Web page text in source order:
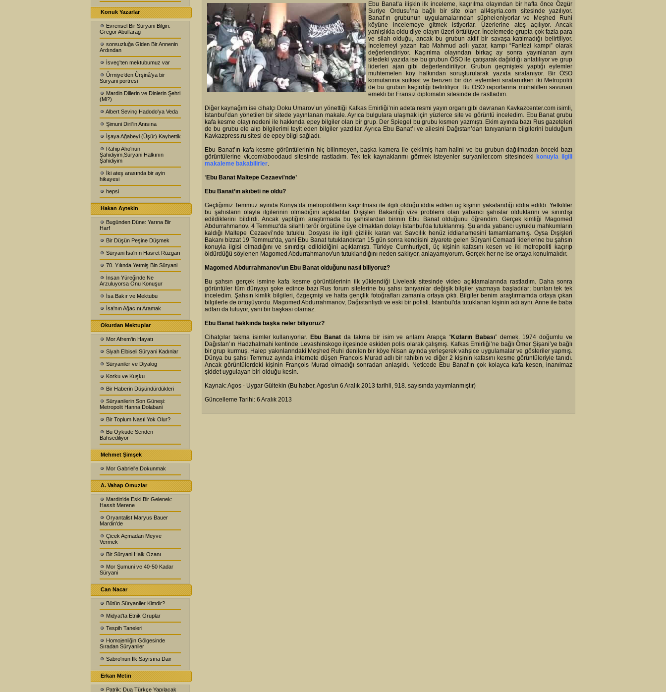
Konuk Yazarlar
Evrensel Bir Süryani Bilgin:
Gregor Abulfarag
sonsuzluğa Giden Bir Annenin
Ardından
İsveç'ten mektubumuz var
Ûrmiye’den Ûrşinâ’ya bir
Süryani portresi
Mardin Dillerin ve Dinlerin Şehri
(Mi?)
Albert Sevinç Hadodo'ya Veda
Şimuni Diril'in Anısına
İşaya Ağabeyi (Üşür) Kaybettik
Rahip Aho'nun
Şahidiyim,Süryani Halkının
Şahidiyim
İki ateş arasında bir ayin
hikayesi
hepsi
Hakan Aytekin
Bugünden Düne: Yarına Bir
Harf
Bir Düşün Peşine Düşmek
Süryani İsa'nın Hasret Rüzgarı
70. Yılında Yetmiş Bin Süryani
İnsan Yüreğinde Ne
Arzuluyorsa Onu Konuşur
İsa Bakır ve Mektubu
İsa'nın Ağacını Aramak
Okurdan Mektuplar
Mor Afrem'in Hayatı
Siyah Elbiseli Süryani Kadınlar
Süryaniler ve Diyalog
Korku ve Kuşku
Bir Haberin Düşündürdükleri
Süryanilerin Son Güneşi:
Metropolit Hanna Dolabani
Bir Toplum Nasıl Yok Olur?
Bu Öyküde Senden
Bahsediliyor
Mehmet Şimşek
Mor Gabriel'e Dokunmak
A. Vahap Omuzlar
Mardin'de Eski Bir Gelenek:
Hassit Merene
Oryantalist Maryus Bauer
Mardin'de
Çicek Açmadan Meyve
Vermek
Bir Süryani Halk Ozanı
Mor Şumuni ve 40-50 Kadar
Süryani
Can Nacar
Bütün Süryaniler Kimdir?
Midyat'ta Etnik Gruplar
Tespih Taneleri
Homojenliğin Gölgesinde
Sıradan Süryaniler
Sabro'nun İlk Sayısına Dair
Erkan Metin
Patrik: Dua Türkçe Yapılacak
Ebu Banat’a ilişkin ilk inceleme, kaçırılma olayından bir hafta önce Özgür
Suriye Ordusu’na bağlı bir site olan all4syria.com sitesinde yazılıyor.
Banat’ın grubunun uygulamalarından şüpheleniyorlar ve Meşhed Ruhi
köyüne incelemeye gitmek istiyorlar. Üzerlerine ateş açılıyor. Ancak
yanlışlıkla oldu diye olayın üzeri örtülüyor. İncelemede grupta çok fazla para
ve silah olduğu, ancak bu grubun aktif bir savaşa katılmadığı belirtiliyor.
İncelemeyi yazan Itab Mahmud adlı yazar, kampı “Fantezi kampı” olarak
değerlendiriyor. Kaçırılma olayından birkaç ay sonra yayınlanan aynı
sitedeki yazıda ise bu grubun ÖSO ile çatışarak dağıldığı anlatılıyor ve grup
liderleri ajan gibi değerlendiriliyor. Grubun geçmişteki yaptığı eylemler
muhtemelen köy halkından soruşturularak yazıda sıralanıyor. Bir ÖSO
komutanına suikast ve benzeri bir dizi eylemleri sıralanırken iki Metropoliti
de bu grubun kaçırdığı belirtiliyor. Bu ÖSO raporlarına muhalifleri savunan
emekli bir Fransız diplomatın sitesinde de rastladım.
Diğer kaynağım ise cihatçı Doku Umarov’un yönettiği Kafkas Emirliği’nin adeta resmi yayın organı gibi davranan Kavkazcenter.com isimli,
İstanbul’dan yönetilen bir sitede yayınlanan makale. Ayrıca bulgulara ulaşmak için yüzlerce site ve görüntü inceledim. Ebu Banat grubu
kafa kesme olayı nedeni ile hakkında epey bilgiler olan bir grup. Der Spiegel bu grubu kısmen yazmıştı. Ekim ayında bazı Rus gazeteleri
de bu grubu ele alıp bilgilerimi teyit eden bilgiler yazdılar. Ayrıca Ebu Banat’ı ve ailesini Dağıstan’dan tanıyanların bilgilerini bulduğum
Kavkazpress.ru sitesi de epey bilgi sağladı.
Ebu Banat’ın kafa kesme görüntülerinin hiç bilinmeyen, başka kamera ile çekilmiş ham halini ve bu grubun dağılmadan önceki bazı
görüntülerine vk.com/aboodaud sitesinde rastladım. Tek tek kaynaklarımı görmek isteyenler suryaniler.com sitesindeki konuyla ilgili
makaleme bakabilirler.
‘ Ebu Banat Maltepe Cezaevi'nde’
Ebu Banat’ın akıbeti ne oldu?
Geçtiğimiz Temmuz ayında Konya’da metropolitlerin kaçırılması ile ilgili olduğu iddia edilen üç kişinin yakalandığı iddia edildi. Yetkililer
bu şahısların olayla ilgilerinin olmadığını açıkladılar. Dışişleri Bakanlığı vize problemi olan yabancı şahıslar olduklarını ve sınırdışı
edildiklerini bildirdi. Ancak yaptığım araştırmada bu şahıslardan birinin Ebu Banat olduğunu öğrendim. Gerçek kimliği Magomed
Abdurrahmanov. 4 Temmuz'da silahlı terör örgütüne üye olmaktan dolayı İstanbul'da tutuklanmış. Şu anda yabancı uyruklu mahkumların
kaldığı Maltepe Cezaevi’nde tutuklu. Dosyası ile ilgili gizlilik kararı var. Savcılık henüz iddianamesini tamamlamamış. Oysa Dışişleri
Bakanı bizzat 19 Temmuz'da, yani Ebu Banat tutuklandıktan 15 gün sonra kendisini ziyarete gelen Süryani Cemaati liderlerine bu şahsın
konuyla ilgisi olmadığını ve sınırdışı edildidiğini açıklamıştı. Türkiye Cumhuriyeti, üç kişinin kafasını kesen ve iki metropoliti kaçırıp
öldürdüğü söylenen Magomed Abdurrahmanov'un tutuklandığını neden saklıyor, anlayamıyorum. Gerçek her ne ise ortaya konulmalıdır.
Magomed Abdurrahmanov’un Ebu Banat olduğunu nasıl biliyoruz?
Bu şahsın gerçek ismine kafa kesme görüntülerinin ilk yüklendiği Liveleak sitesinde video açıklamalarında rastladım. Daha sonra
görüntüler tüm dünyayı şoke edince bazı Rus forum sitelerine bu şahsı tanıyanlar değişik bilgiler yazmaya başladılar; bunları tek tek
inceledim. Şahsın kimlik bilgileri, özgeçmişi ve hatta gençlik fotoğrafları zamanla ortaya çıktı. Bilgiler benim araştırmamda ortaya çıkan
bilgilerle de örtüşüyordu. Magomed Abdurrahmanov, Dağıstanlıydı ve eski bir polisti. İstanbul'da tutuklanan kişinin adı aynı. Anne ile baba
adları da tutuyor, yani bir başkası olamaz.
Ebu Banat hakkında başka neler biliyoruz?
Cihatçılar takma isimler kullanıyorlar. Ebu Banat da takma bir isim ve anlamı Arapça “Kızların Babası” demek. 1974 doğumlu ve
Dağıstan’ın Hadzhalmahi kentinde Levashinskogo ilçesinde eskiden polis olarak çalışmış. Kafkas Emirliği’ne bağlı Ömer Şişani’ye bağlı
bir grup kurmuş. Halep yakınlarındaki Meşhed Ruhi denilen bir köye Nisan ayında yerleşerek vahşice uygulamalar ve gösteriler yapmış.
Dünya bu şahsı Temmuz ayında internete düşen Francois Murad adlı bir rahibin ve diğer 2 kişinin kafasını kesme görüntüleriyle tanıdı.
Ancak görüntülerdeki kişinin François Murad olmadığı sonradan anlaşıldı. Neticede Ebu Banat'ın çok kolayca kafa kesen, inanılmaz
şiddet uygulayan biri olduğu kesin.
Kaynak: Agos - Uygar Gültekin (Bu haber, Agos'un 6 Aralık 2013 tarihli, 918. sayısında yayımlanmıştır)
Güncelleme Tarihi: 6 Aralık 2013